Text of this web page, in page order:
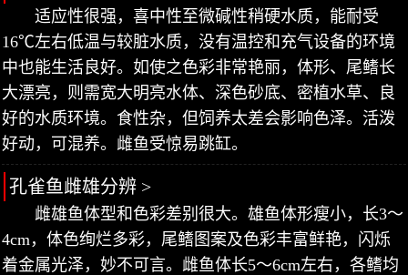
适应性很强，喜中性至微碱性稍硬水质，能耐受
16℃左右低温与较脏水质，没有温控和充气设备的环境
中也能生活良好。如使之色彩非常艳丽，体形、尾鳍长
大漂亮，则需宽大明亮水体、深色砂底、密植水草、良
好的水质环境。食性杂，但饲养太差会影响色泽。活泼
好动，可混养。雌鱼受惊易跳缸。
孔雀鱼雌雄分辨 >
雌雄鱼体型和色彩差别很大。雄鱼体形瘦小，长3～
4cm，体色绚烂多彩，尾鳍图案及色彩丰富鲜艳，闪烁
着金属光泽，妙不可言。雌鱼体长5～6cm左右，各鳍均